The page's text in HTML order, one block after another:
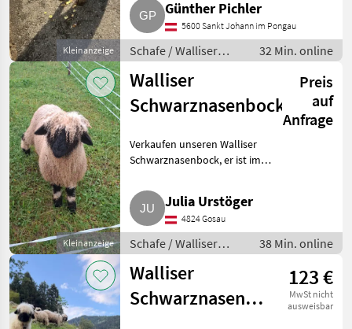
Kleinanzeige
Günther Pichler
5600 Sankt Johann im Pongau
Schafe / Walliser
Schwarznasenschafe
32 Min. online
Kleinanzeige
Walliser
Schwarznasenbock
Preis
auf
Anfrage
Verkaufen unseren Walliser
Schwarznasenbock, er ist im
Walliser Schwarznasenschafe
Julia Urstöger
4824 Gosau
Schafe / Walliser
Schwarznasenschafe
38 Min. online
Walliser
Schwarznasen-
123 €
MwSt nicht
ausweisbar